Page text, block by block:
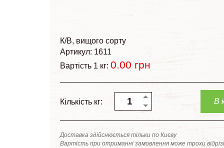
К/В вищого сорту
Артикул: 1611
Вартість 1 кг: 0.00 грн
Кількість кг: В
Доставка здійснюється тільки по Києву
Вартість при отриманні замовлення може трохи